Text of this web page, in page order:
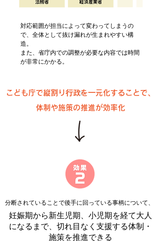
対応範囲が担当によって変わってしまうの
で、全体として抜け漏れが生まれやすい構
造。
また、省庁内での調整が必要な内容では時間
が非常にかかる。
こども庁で縦割り⾏政を⼀元化することで、
体制や施策の推進が効率化
分断されていることで後⼿に回っている事柄について、
妊娠期から新生児期、小児期を経て⼤⼈
になるまで、 切れ⽬なく⽀援する体制・
施策を推進できる